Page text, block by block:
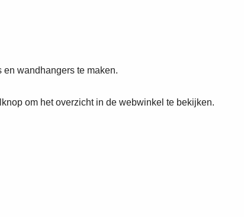
wandhangers te maken.
om het overzicht in de webwinkel te bekijken.